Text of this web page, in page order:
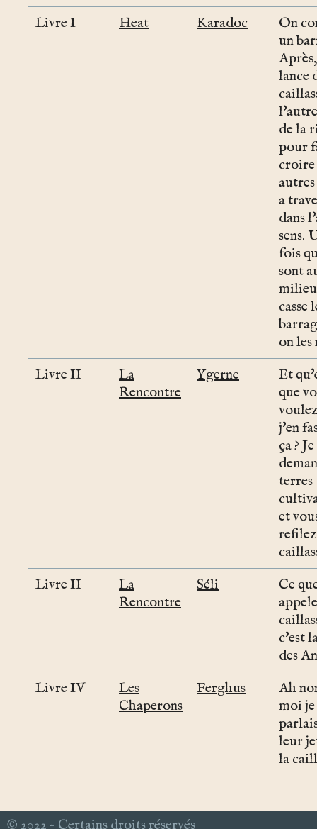
Livre I
Heat Karadoc
On
un
lance
de la
pour
croire
a
dans
sens.
fois
sont
casse
on les
Livre II
La
Rencontre
Ygerne
Et
que
j'en
ça ?
terres
et
Livre II
La
Rencontre
Séli
Ce
c'est
des
Livre IV
Les
Chaperons
Ferghus
Ah
moi je
leur
la
© 2022 – Certains droits réservés